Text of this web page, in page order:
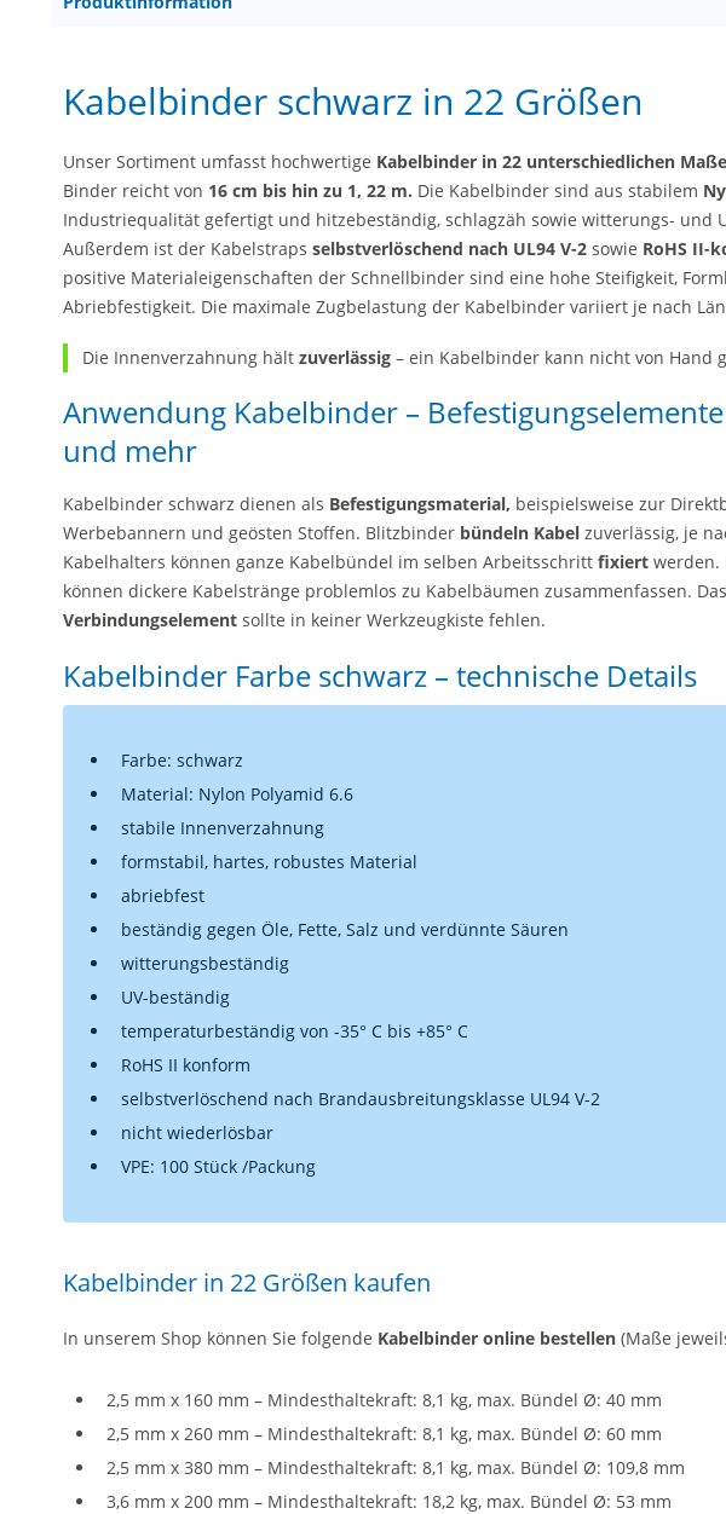
Kabelbinder schwarz in 22 Größen
Unser Sortiment umfasst hochwertige Kabelbinder in 22 unterschiedlichen
Binder reicht von 16 cm bis hin zu 1, 22 m. Die Kabelbinder sind aus stabilem
Industriequalität gefertigt und hitzebeständig, schlagzäh sowie witterungs- und
Außerdem ist der Kabelstraps selbstverlöschend nach UL94 V-2 sowie RoHS II-
positive Materialeigenschaften der Schnellbinder sind eine hohe Steifigkeit,
Abriebfestigkeit. Die maximale Zugbelastung der Kabelbinder variiert je nach
Die Innenverzahnung hält zuverlässig – ein Kabelbinder kann nicht von Hand
Anwendung Kabelbinder –
und mehr
Kabelbinder schwarz dienen als Befestigungsmaterial, beispielsweise zur
Werbebannern und geösten Stoffen. Blitzbinder bündeln Kabel zuverlässig, je
Kabelhalters können ganze Kabelbündel im selben Arbeitsschritt fixiert werden.
können dickere Kabelstränge problemlos zu Kabelbäumen zusammenfassen. Das
Verbindungselement sollte in keiner Werkzeugkiste fehlen.
Kabelbinder Farbe schwarz – technische Details
Farbe: schwarz
Material: Nylon Polyamid 6.6
stabile Innenverzahnung
formstabil, hartes, robustes Material
abriebfest
beständig gegen Öle, Fette, Salz und verdünnte Säuren
witterungsbeständig
UV-beständig
temperaturbeständig von -35° C bis +85° C
RoHS II konform
selbstverlöschend nach Brandausbreitungsklasse UL94 V-2
nicht wiederlösbar
VPE: 100 Stück /Packung
Kabelbinder in 22 Größen kaufen
In unserem Shop können Sie folgende Kabelbinder online bestellen (Maße
2,5 mm x 160 mm – Mindesthaltekraft: 8,1 kg, max. Bündel Ø: 40 mm
2,5 mm x 260 mm – Mindesthaltekraft: 8,1 kg, max. Bündel Ø: 60 mm
2,5 mm x 380 mm – Mindesthaltekraft: 8,1 kg, max. Bündel Ø: 109,8 mm
3,6 mm x 200 mm – Mindesthaltekraft: 18,2 kg, max. Bündel Ø: 53 mm